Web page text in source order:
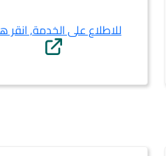
للاطلاع على الخدمة, انقر